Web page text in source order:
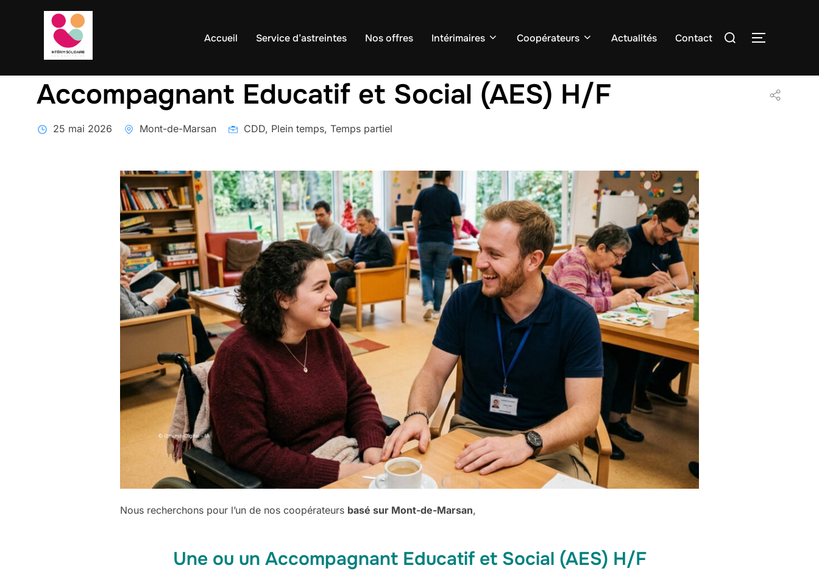
Accueil Service d’astreintes Nos offres Intérimaires Coopérateurs Actualités Contact
Rechercher :
Accompagnant Educatif et Social (AES) H/F
25 mai 2026 Mont-de-Marsan CDD, Plein temps, Temps partiel
Nous recherchons pour l’un de nos coopérateurs basé sur Mont-de-Marsan,
Une ou un Accompagnant Educatif et Social (AES) H/F